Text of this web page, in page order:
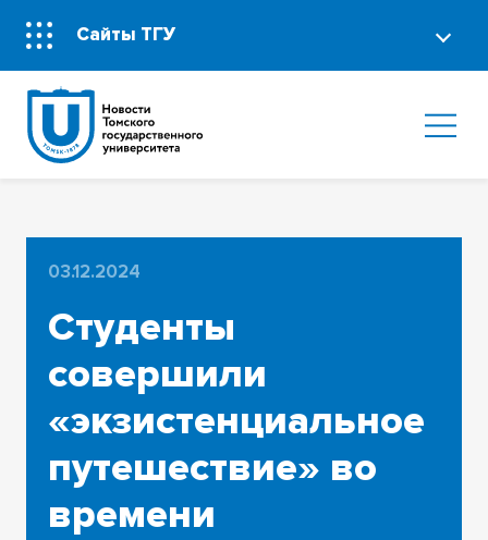
Сайты ТГУ
03.12.2024
Студенты
совершили
«экзистенциальное
путешествие» во
времени